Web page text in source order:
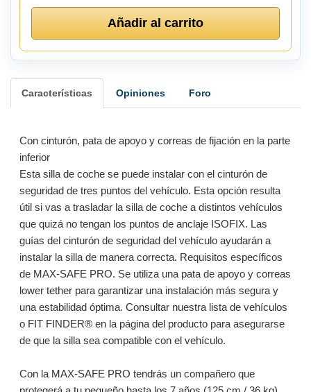
Añadir al carrito
Características Opiniones Foro
Con cinturón, pata de apoyo y correas de fijación en la parte
inferior
Esta silla de coche se puede instalar con el cinturón de
seguridad de tres puntos del vehículo. Esta opción resulta
útil si vas a trasladar la silla de coche a distintos vehículos
que quizá no tengan los puntos de anclaje ISOFIX. Las
guías del cinturón de seguridad del vehículo ayudarán a
instalar la silla de manera correcta. Requisitos específicos
de MAX-SAFE PRO. Se utiliza una pata de apoyo y correas
lower tether para garantizar una instalación más segura y
una estabilidad óptima. Consultar nuestra lista de vehículos
o FIT FINDER® en la página del producto para asegurarse
de que la silla sea compatible con el vehículo.
Con la MAX-SAFE PRO tendrás un compañero que